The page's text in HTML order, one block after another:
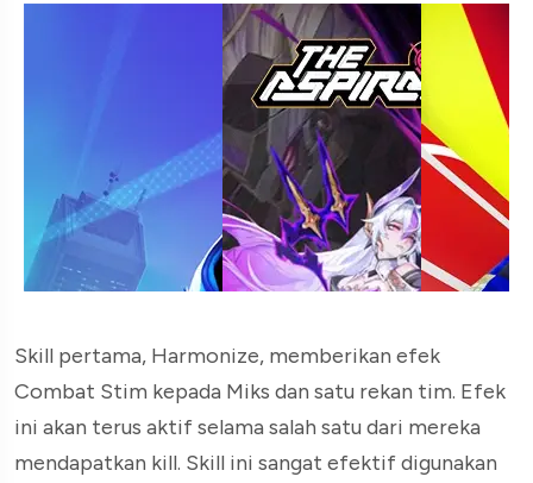
Skill pertama, Harmonize, memberikan efek
Combat Stim kepada Miks dan satu rekan tim. Efek
ini akan terus aktif selama salah satu dari mereka
mendapatkan kill. Skill ini sangat efektif digunakan